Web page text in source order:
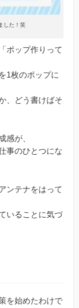
した！笑
ポップ作りって
1枚のポップに
、どう書けばそ
感が、
事のひとつにな
ンテナをはって
いることに気づ
を始めたわけで